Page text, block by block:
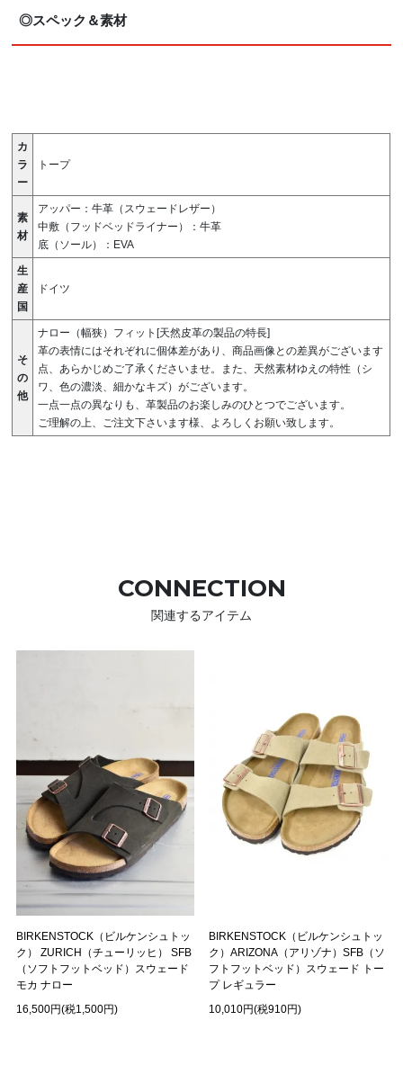
◎スペック＆素材
カ
ラ
ー
トープ
素
材
アッパー：牛革（スウェードレザー）
中敷（フッドベッドライナー）：牛革
底（ソール）：EVA
生
産
国
ドイツ
そ
の
他
ナロー（幅狭）フィット[天然皮革の製品の特長]
革の表情にはそれぞれに個体差があり、商品画像との差異がございます
点、あらかじめご了承くださいませ。また、天然素材ゆえの特性（シ
ワ、色の濃淡、細かなキズ）がございます。
一点一点の異なりも、革製品のお楽しみのひとつでございます。
ご理解の上、ご注文下さいます様、よろしくお願い致します。
CONNECTION
関連するアイテム
BIRKENSTOCK（ビルケンシュトッ
ク） ZURICH（チューリッヒ） SFB
（ソフトフットベッド）スウェード
モカ ナロー
16,500円(税1,500円)
BIRKENSTOCK（ビルケンシュトッ
ク）ARIZONA（アリゾナ）SFB（ソ
フトフットベッド）スウェード トー
プ レギュラー
10,010円(税910円)